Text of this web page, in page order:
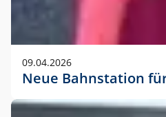
09.04.2026
Neue Bahnstation